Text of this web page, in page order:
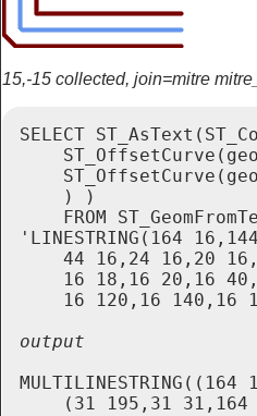
15,-15 collected, join=mitre
SELECT
    ) )
FROM
'LINESTRING(164
44 16,24 16,20
16 18,16 20,16
(31 195,31 31,164